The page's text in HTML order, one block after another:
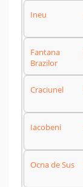
Ineu
Fantana
Brazilor
Craciunel
Iacobeni
Ocna de Sus